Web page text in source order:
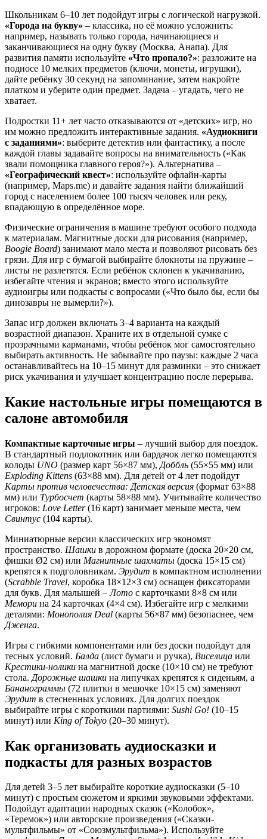
Школьникам 6–10 лет подойдут игры с логической нагрузкой.
«Города на букву» – классика, но её можно усложнить:
например, называть только города, начинающиеся и
заканчивающиеся на одну букву (Москва, Анапа). Для
развития памяти используйте «Что пропало?»: разложите на
подносе 10 мелких предметов (ключи, монеты, игрушки),
дайте ребёнку 30 секунд на запоминание, затем накройте
платком и уберите один предмет. Задача – угадать, чего не
хватает.
Подростки 11+ лет часто отказываются от «детских» игр, но
им можно предложить интерактивные задания. «Аудиокниги
с заданиями»: выберите детектив или фантастику, а после
каждой главы задавайте вопросы на внимательность («Как
звали помощника главного героя?»). Альтернатива –
«Географический квест»: используйте офлайн-карты
(например, Maps.me) и давайте задания найти ближайший
город с населением более 100 тысяч человек или реку,
впадающую в определённое море.
Физические ограничения в машине требуют особого подхода
к материалам. Магнитные доски для рисования (например,
Boogie Board) занимают мало места и позволяют рисовать без
грязи. Для игр с бумагой выбирайте блокноты на пружине –
листы не разлетятся. Если ребёнок склонен к укачиванию,
избегайте чтения и экранов; вместо этого используйте
аудиоигры или подкасты с вопросами («Что было бы, если бы
динозавры не вымерли?»).
Запас игр должен включать 3–4 варианта на каждый
возрастной диапазон. Храните их в отдельной сумке с
прозрачными карманами, чтобы ребёнок мог самостоятельно
выбирать активность. Не забывайте про паузы: каждые 2 часа
останавливайтесь на 10–15 минут для разминки – это снижает
риск укачивания и улучшает концентрацию после перерыва.
Какие настольные игры помещаются в
салоне автомобиля
Компактные карточные игры – лучший выбор для поездок.
В стандартный подлокотник или бардачок легко помещаются
колоды UNO (размер карт 56×87 мм), Доббль (55×55 мм) или
Exploding Kittens (63×88 мм). Для детей от 4 лет подойдут
Карты против человечества: Детская версия (формат 63×88
мм) или Турбосчет (карты 58×88 мм). Учитывайте количество
игроков: Love Letter(16 карт) занимает меньше места, чем
Свинтус (104 карты).
Миниатюрные версии классических игр экономят
пространство. Шашки в дорожном формате (доска 20×20 см,
фишки Ø2 см) или Магнитные шахматы (доска 15×15 см)
крепятся к подголовникам. Эрудит в компактном исполнении
(Scrabble Travel, коробка 18×12×3 см) оснащен фиксаторами
для букв. Для малышей –Лото с карточками 8×8 см или
Мемори на 24 карточках (4×4 см). Избегайте игр с мелкими
деталями: Монополия Deal (карты 56×87 мм) безопаснее, чем
Дженга.
Игры с гибкими компонентами или без доски подойдут для
тесных условий. Балда (лист бумаги и ручка), Виселица или
Крестики-нолики на магнитной доске (10×10 см) не требуют
стола. Дорожные шашки на липучках крепятся к сиденьям, а
Бананограммы (72 плитки в мешочке 10×15 см) заменяют
Эрудит в стесненных условиях. Для долгих поездок
выбирайте игры с короткими партиями: Sushi Go! (10–15
минут) или King of Tokyo (20–30 минут).
Как организовать аудиосказки и
подкасты для разных возрастов
Для детей 3–5 лет выбирайте короткие аудиосказки (5–10
минут) с простым сюжетом и яркими звуковыми эффектами.
Подойдут адаптации народных сказок («Колобок»,
«Теремок») или авторские произведения («Сказки-
мультфильмы» от «Союзмультфильма»). Используйте